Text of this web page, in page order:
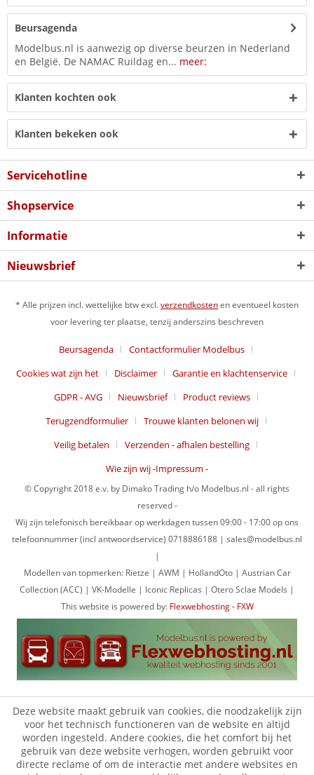
Beursagenda
Modelbus.nl is aanwezig op diverse beurzen in Nederland
en België. De NAMAC Ruildag en... meer:
Klanten kochten ook
Klanten bekeken ook
Servicehotline
Shopservice
Informatie
Nieuwsbrief
* Alle prijzen incl. wettelijke btw excl.verzendkostenen eventueel kosten
voor levering ter plaatse, tenzij anderszins beschreven
Beursagenda
Contactformulier Modelbus
Cookies wat zijn het
Disclaimer
Garantie en klachtenservice
GDPR - AVG
Nieuwsbrief
Product reviews
Terugzendformulier
Trouwe klanten belonen wij
Veilig betalen
Verzenden - afhalen bestelling
Wie zijn wij -Impressum -
© Copyright 2018 e.v. by Dimako Trading h/o Modelbus.nl - all rights
reserved -
Wij zijn telefonisch bereikbaar op werkdagen tussen 09:00 - 17:00 op ons
telefoonnummer (incl antwoordservice) 0718886188 | sales@modelbus.nl
|
Modellen van topmerken: Rietze | AWM | HollandOto | Austrian Car
Collection (ACC) | VK-Modelle | Iconic Replicas | Otero Sclae Models |
This website is powered by: Flexwebhosting - FXW
Deze website maakt gebruik van cookies, die noodzakelijk zijn
voor het technisch functioneren van de website en altijd
worden ingesteld. Andere cookies, die het comfort bij het
gebruik van deze website verhogen, worden gebruikt voor
directe reclame of om de interactie met andere websites en